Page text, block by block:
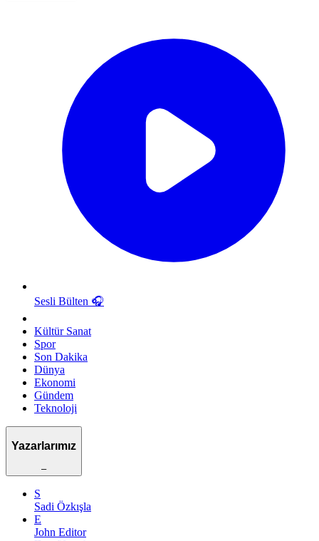
Sesli Bülten 🎧
Kültür Sanat
Spor
Son Dakika
Dünya
Ekonomi
Gündem
Teknoloji
Yazarlarımız
–
S
Sadi Özkışla
E
John Editor